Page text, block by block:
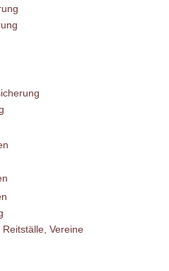
Vereine